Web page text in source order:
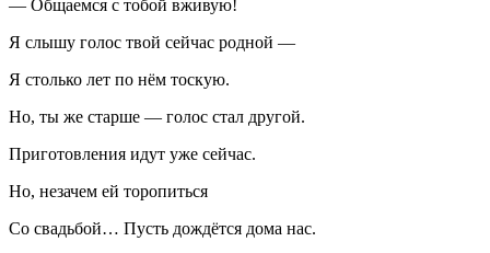
— Общаемся с тобой вживую!
Я слышу голос твой сейчас родной —
Я столько лет по нём тоскую.
Но, ты же старше — голос стал другой.
Приготовления идут уже сейчас.
Но, незачем ей торопиться
Со свадьбой… Пусть дождётся дома нас.